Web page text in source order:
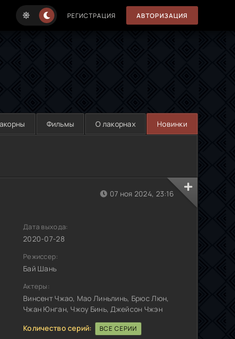
РЕГИСТРАЦИЯ АВТОРИЗАЦИЯ
Фильмы О лакорнах Новинки
07 ноя 2024, 23:16
Дата выхода:
2020-07-28
Режиссер:
Бай Шань
Актеры:
Винсент Чжао, Мао Линьлинь, Брюс Люн,
Чжан Юнган, Чжоу Бинь, Джейсон Чжэн
Количество серий:
ВСЕ СЕРИИ